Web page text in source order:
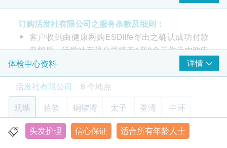
清除有害微生物，预防巾虫及嗜脂性真菌繁殖。我们
有独家的配方,进行一连串的头皮净化程序,可以舒缓头
皮的炎症,令伤口快速愈合,重新建立疏通的毛囊.
疗程内容
我们在疗程前会为每位客户提供免费的头发和头皮分
析, 并根据每位客户的需要设计适合客户的疗程. 洗头
时,我们会为每一名客人做一个peeling. 然后将中药成
份材料涂抹到头皮上. 焗的过程大概20分钟,然后洗干
净.整个过程大概一个半小时.
订购活发社有限公司之服务条款及细则：
客户收到由健康网购ESDlife寄出之确认成功付款
电邮后，活发社有限公司将于1至3个工作天内致电
客户预约护理治疗的时间及地点。客户亦可致电查
询或在订单确认后一个工作天致电活发社有限公司
预约 (客户服务热线电话：9690 2887)
客户必须于三个月内(由确认付款日期起计) 接受第
一次护理疗程，并必须于一年内(由确认付款日期
起计)完成整项护理疗程。
這三項1次的療程必須於三個月內(由確認付款日期
体检中心资料
详情
活发社有限公司
8 个地点
观塘
佐敦 铜锣湾 太子 荃湾 中环
沙田 元朗
头发护理 信心保证 适合所有年龄人士